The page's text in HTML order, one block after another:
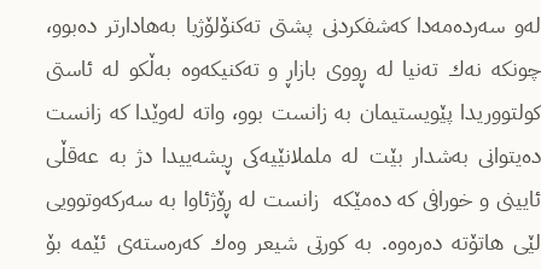
لەو سەردەمەدا كەشفكردنى پشتى تەكنۆلۆژیا بەهادارتر دەبوو،
چونكە نەك تەنیا لە ڕووى بازاڕ و تەكنیكەوە بەڵكو لە ئاستى
كولتووریدا پێویستیمان بە زانست بوو، واتە لەوێدا كە زانست
دەیتوانى بەشدار بێت لە ململانێیەكى ڕیشەییدا دژ بە عەقڵى
ئایینى و خورافى كە دەمێكە زانست لە ڕۆژئاوا بە سەركەوتوویى
لێى هاتۆتە دەرەوە. بە كورتى شیعر وەك كەرەستەى ئێمە بۆ